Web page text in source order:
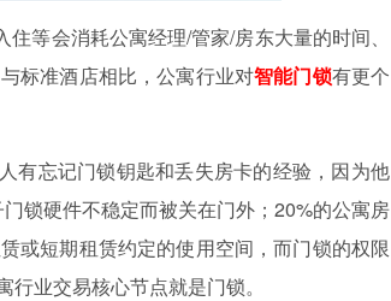
住等会消耗公寓经理/管家/房东大量的时间、
标准酒店相比，公寓行业对智能门锁有更个
有忘记门锁钥匙和丢失房卡的经验，因为他
锁硬件不稳定而被关在门外； 20%的公寓房
或短期租赁约定的使用空间，而门锁的权限
业交易核心节点就是门锁。